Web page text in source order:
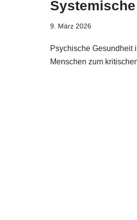
9. März 2026
Psychische Gesundheit
Menschen zum